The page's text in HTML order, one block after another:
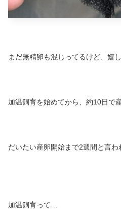
まだ無精卵も混じってるけど、嬉し
加温飼育を始めてから、約10日で
だいたい産卵開始まで2週間と言わ
加温飼育って…